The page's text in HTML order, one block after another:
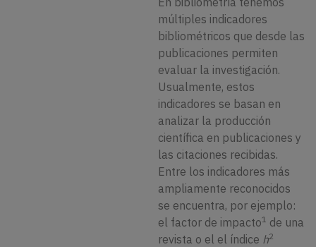
múltiples indicadores
bibliométricos que desde las
publicaciones permiten
evaluar la investigación.
Usualmente, estos
indicadores se basan en
analizar la producción
científica en publicaciones y
las citaciones recibidas.
Entre los indicadores más
ampliamente reconocidos
se encuentra, por ejemplo:
el factor de impacto1 de una
revista o el el índice h2